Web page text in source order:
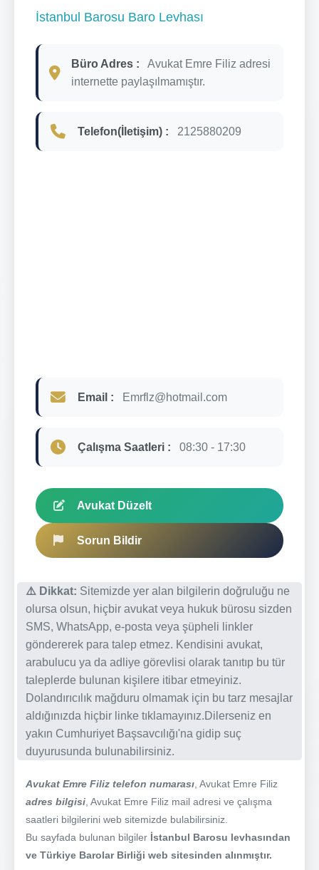
İstanbul Barosu Baro Levhası
Büro Adres :
Avukat Emre Filiz adresi
internette paylaşılmamıştır.
Telefon(İletişim) : 2125880209
Email : Emrflz@hotmail.com
Çalışma Saatleri : 08:30 - 17:30
Avukat Düzelt
Sorun Bildir
⚠️ Dikkat: Sitemizde yer alan bilgilerin doğruluğu ne
olursa olsun, hiçbir avukat veya hukuk bürosu sizden
SMS, WhatsApp, e-posta veya şüpheli linkler
göndererek para talep etmez. Kendisini avukat,
arabulucu ya da adliye görevlisi olarak tanıtıp bu tür
taleplerde bulunan kişilere itibar etmeyiniz.
Dolandırıcılık mağduru olmamak için bu tarz mesajlar
aldığınızda hiçbir linke tıklamayınız.Dilerseniz en
yakın Cumhuriyet Başsavcılığı'na gidip suç
duyurusunda bulunabilirsiniz.
Avukat Emre Filiz telefon numarası , Avukat Emre Filiz
adres bilgisi , Avukat Emre Filiz mail adresi ve çalışma
saatleri bilgilerini web sitemizde bulabilirsiniz.
Bu sayfada bulunan bilgiler İstanbul Barosu levhasından
ve Türkiye Barolar Birliği web sitesinden alınmıştır.